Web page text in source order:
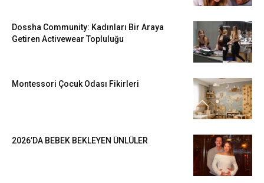
Dossha Community: Kadınları Bir Araya
Getiren Activewear Topluluğu
Montessori Çocuk Odası Fikirleri
2026’DA BEBEK BEKLEYEN ÜNLÜLER